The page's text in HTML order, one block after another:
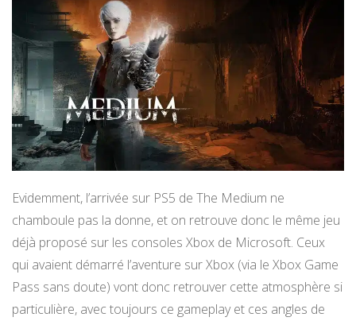
Evidemment, l’arrivée sur PS5 de The Medium ne
chamboule pas la donne, et on retrouve donc le même jeu
déjà proposé sur les consoles Xbox de Microsoft. Ceux
qui avaient démarré l’aventure sur Xbox (via le Xbox Game
Pass sans doute) vont donc retrouver cette atmosphère si
particulière, avec toujours ce gameplay et ces angles de